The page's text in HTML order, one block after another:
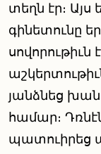
տեղն էր։
գինետունը
յանձնեց
համար։
պատուիրեց